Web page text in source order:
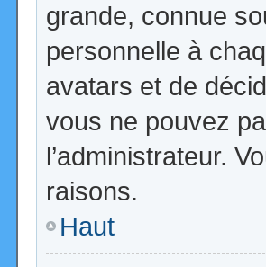
grande, connue
personnelle à
avatars et de
vous ne pouvez
l’administrateur.
raisons.
Haut